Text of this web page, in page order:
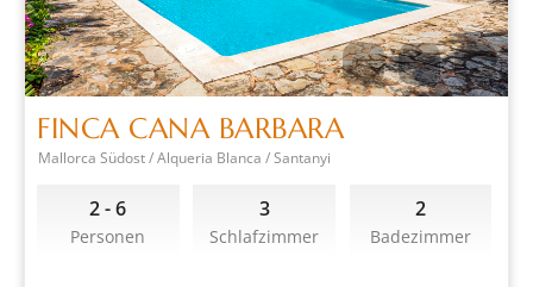
FINCA CANA BARBARA
Mallorca Südost / Alqueria Blanca / Santanyi
2 - 6
Personen
3
Schlafzimmer
2
Badezimmer